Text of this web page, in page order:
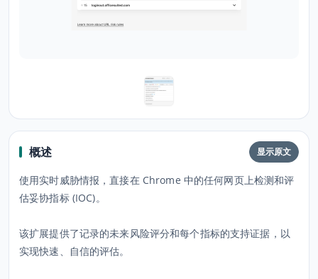
概述 显示原文
使用实时威胁情报，直接在 Chrome 中的任何网页上检测和评
估妥协指标 (IOC)。
该扩展提供了记录的未来风险评分和每个指标的支持证据，以
实现快速、自信的评估。